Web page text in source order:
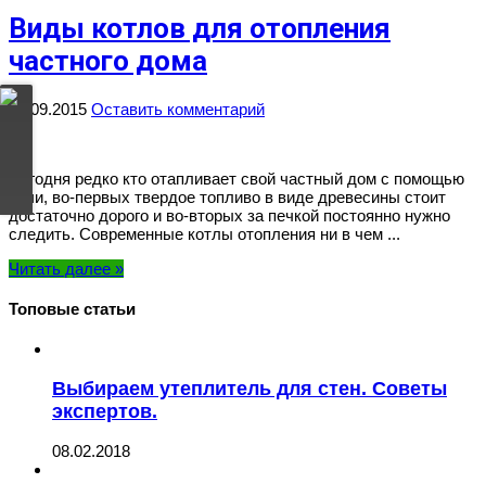
Виды котлов для отопления
частного дома
09.09.2015 Оставить комментарий
Сегодня редко кто отапливает свой частный дом с помощью
печи, во-первых твердое топливо в виде древесины стоит
достаточно дорого и во-вторых за печкой постоянно нужно
следить. Современные котлы отопления ни в чем ...
Читать далее »
Топовые статьи
Выбираем утеплитель для стен. Советы
экспертов.
08.02.2018